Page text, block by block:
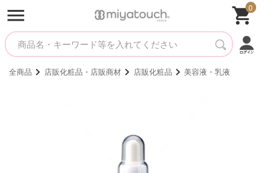
0
全商品 店販化粧品・店販商材 店販化粧品 美容液・乳液